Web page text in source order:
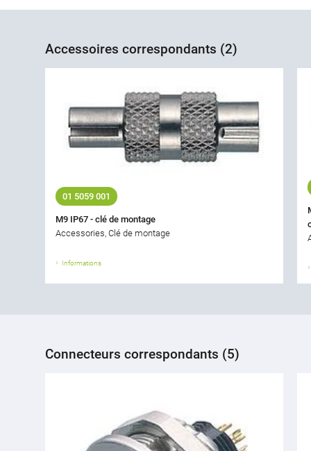
Accessoires correspondants (2)
01 5059 001
M9 IP67 - clé de montage
Accessories, Clé de montage
Informations
Connecteurs correspondants (5)